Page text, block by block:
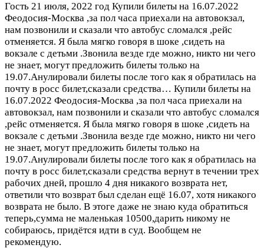
Гость 21 июля, 2022 год Купили билеты на 16.07.2022
Феодосия-Москва ,за пол часа приехали на автовокзал,
нам позвонили и сказали что автобус сломался ,рейс
отменяется. Я была мягко говоря в шоке ,сидеть на
вокзале с детьми .Звонила везде где можно, никто ни чего
не знает, могут предложить билеты только на
19.07.Анулировали билеты после того как я обратилась на
почту в росс билет,сказали средства… Купили билеты на
16.07.2022 Феодосия-Москва ,за пол часа приехали на
автовокзал, нам позвонили и сказали что автобус сломался
,рейс отменяется. Я была мягко говоря в шоке ,сидеть на
вокзале с детьми .Звонила везде где можно, никто ни чего
не знает, могут предложить билеты только на
19.07.Анулировали билеты после того как я обратилась на
почту в росс билет,сказали средства вернут в течении трех
рабочих дней, прошло 4 дня никакого возврата нет,
ответили что возврат был сделан ещё 16.07, хотя никакого
возврата не было. В этоге даже не знаю куда обратиться
теперь,сумма не маленькая 10500,дарить никому не
собираюсь, придётся идти в суд. Вообщем не
рекомендую.